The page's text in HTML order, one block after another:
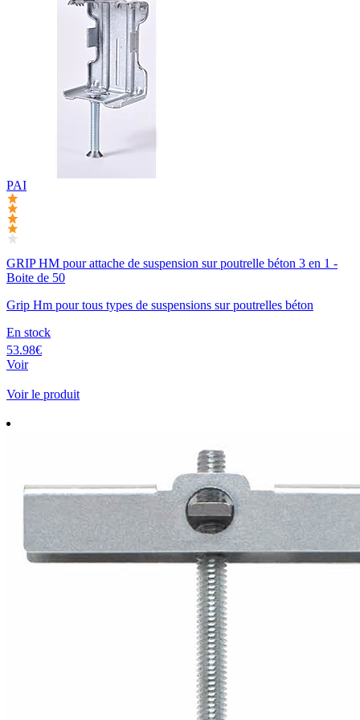
PAI
GRIP HM pour attache de suspension sur poutrelle béton 3 en 1 -
Boite de 50
Grip Hm pour tous types de suspensions sur poutrelles béton
En stock
53.98€
Voir
Voir le produit